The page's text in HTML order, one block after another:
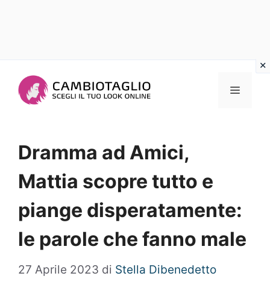
Menu
Dramma ad Amici,
Mattia scopre tutto e
piange disperatamente:
le parole che fanno male
27 Aprile 2023 di Stella Dibenedetto